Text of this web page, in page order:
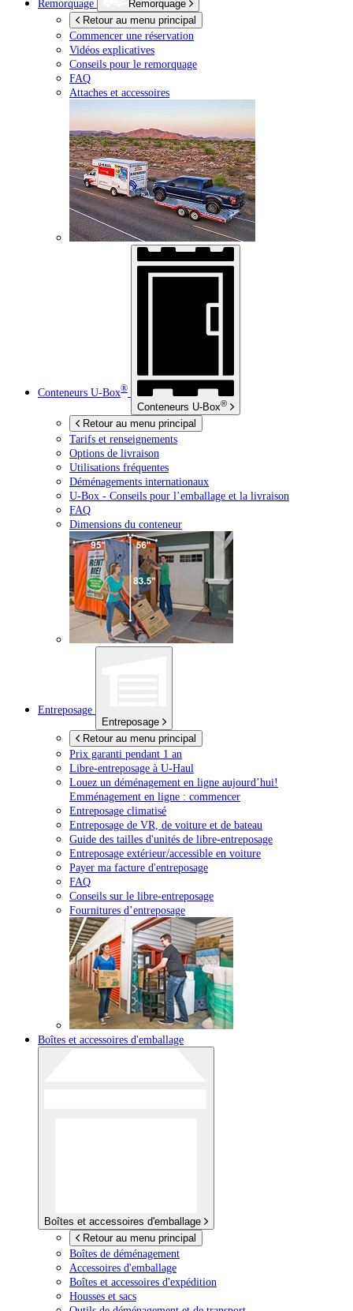
Remorquage
Remorquage
Retour au menu principal
Commencer une réservation
Vidéos explicatives
Conseils pour le remorquage
FAQ
Attaches et accessoires
Conteneurs U-Box®
Conteneurs U-Box®
Retour au menu principal
Tarifs et renseignements
Options de livraison
Utilisations fréquentes
Déménagements internationaux
U-Box - Conseils pour l’emballage et la livraison
FAQ
Dimensions du conteneur
Entreposage
Entreposage
Retour au menu principal
Prix garanti pendant 1 an
Libre-entreposage à U-Haul
Louez un déménagement en ligne aujourd’hui!
Emménagement en ligne : commencer
Entreposage climatisé
Entreposage de VR, de voiture et de bateau
Guide des tailles d'unités de libre-entreposage
Entreposage extérieur/accessible en voiture
Payer ma facture d'entreposage
FAQ
Conseils sur le libre-entreposage
Fournitures d’entreposage
Boîtes et accessoires d'emballage
Boîtes et accessoires d'emballage
Retour au menu principal
Boîtes de déménagement
Accessoires d'emballage
Boîtes et accessoires d'expédition
Housses et sacs